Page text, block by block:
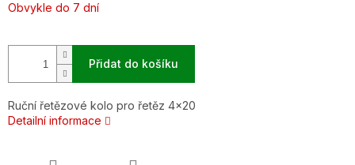
Obvykle do 7 dní
Přidat do košíku
Ruční řetězové kolo pro řetěz 4x20
Detailní informace